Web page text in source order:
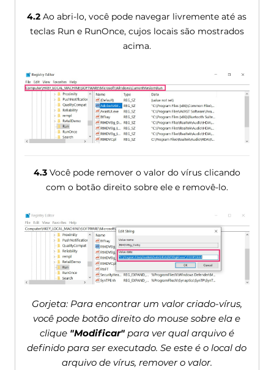
4.2 Ao abri-lo, você pode navegar livremente até as
teclas Run e RunOnce, cujos locais são mostrados
acima.
4.3Você pode remover o valor do vírus clicando
com o botão direito sobre ele e removê-lo.
Gorjeta: Para encontrar um valor criado-vírus,
você pode botão direito do mouse sobre ela e
clique "Modificar"para ver qual arquivo é
definido para ser executado. Se este é o local do
arquivo de vírus, remover o valor.